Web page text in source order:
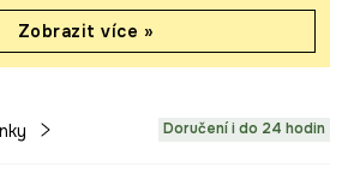
Zobrazit více »
Doručení i do 24 hodin